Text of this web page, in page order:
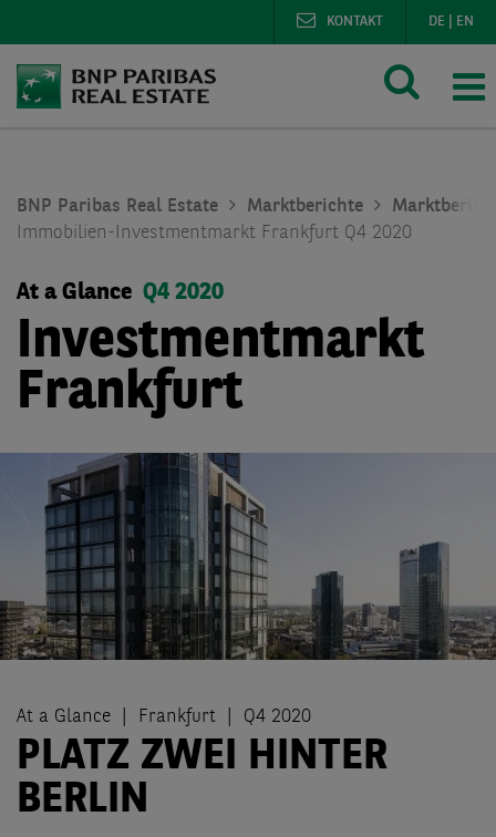
DE EN
KONTAKT
BNP Paribas Real Estate Marktberichte
Immobilien-Investmentmarkt Frankfurt Q4 2020
At a Glance Q4 2020
Investmentmarkt
Frankfurt
At a Glance Frankfurt Q4 2020
PLATZ ZWEI HINTER
BERLIN